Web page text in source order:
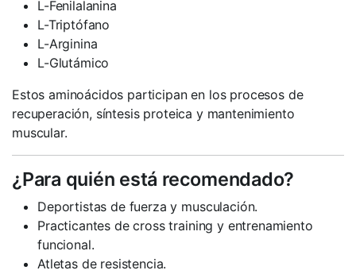
L-Fenilalanina
L-Triptófano
L-Arginina
L-Glutámico
Estos aminoácidos participan en los procesos de
recuperación, síntesis proteica y mantenimiento
muscular.
¿Para quién está recomendado?
Deportistas de fuerza y musculación.
Practicantes de cross training y entrenamiento
funcional.
Atletas de resistencia.